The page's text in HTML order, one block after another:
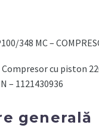
348 MC –
Compresor cu piston
– 1121430936
generală